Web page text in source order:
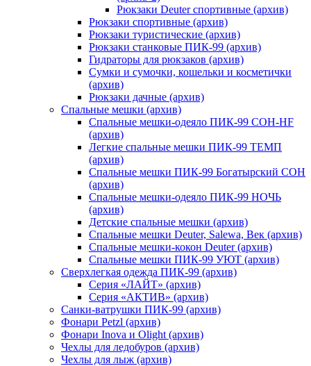
Рюкзаки Deuter спортивные (архив)
Рюкзаки спортивные (архив)
Рюкзаки туристические (архив)
Рюкзаки станковые ПИК-99 (архив)
Гидраторы для рюкзаков (архив)
Сумки и сумочки, кошельки и косметички
(архив)
Рюкзаки дачные (архив)
Спальные мешки (архив)
Спальные мешки-одеяло ПИК-99 СОН-HF
(архив)
Легкие спальные мешки ПИК-99 ТЕМП
(архив)
Спальные мешки ПИК-99 Богатырский СОН
(архив)
Спальные мешки-одеяло ПИК-99 НОЧЬ
(архив)
Детские спальные мешки (архив)
Спальные мешки Deuter, Salewa, Век (архив)
Спальные мешки-кокон Deuter (архив)
Спальные мешки ПИК-99 УЮТ (архив)
Сверхлегкая одежда ПИК-99 (архив)
Серия «ЛАЙТ» (архив)
Серия «АКТИВ» (архив)
Санки-ватрушки ПИК-99 (архив)
Фонари Petzl (архив)
Фонари Inova и Olight (архив)
Чехлы для ледобуров (архив)
Чехлы для лыж (архив)